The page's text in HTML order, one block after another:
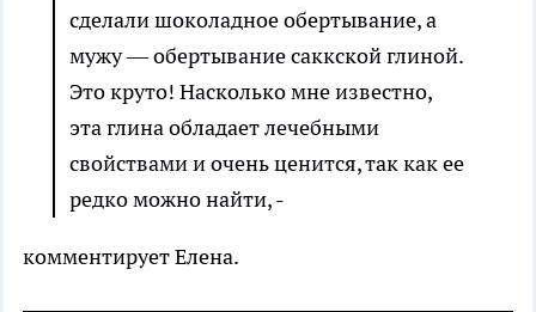
сделали шоколадное обертывание, а
мужу — обертывание саккской глиной.
Это круто! Насколько мне известно,
эта глина обладает лечебными
свойствами и очень ценится, так как ее
редко можно найти, -
комментирует Елена.